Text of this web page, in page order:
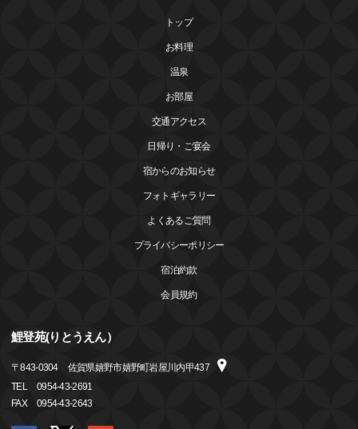
トップ
お料理
温泉
お部屋
交通アクセス
日帰り・ご宴会
宿からのお知らせ
フォトギャラリー
よくあるご質問
プライバシーポリシー
宿泊約款
会員規約
鯉登苑(りとうえん）
〒843-0304
佐賀県嬉野市嬉野町岩屋川内甲437
TEL
0954-43-2691
FAX
0954-43-2643